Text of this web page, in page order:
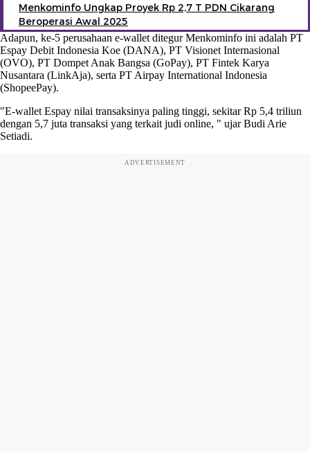
Menkominfo Ungkap Proyek Rp 2,7 T PDN Cikarang
Beroperasi Awal 2025
Adapun, ke-5 perusahaan e-wallet ditegur Menkominfo ini adalah PT
Espay Debit Indonesia Koe (DANA), PT Visionet Internasional
(OVO), PT Dompet Anak Bangsa (GoPay), PT Fintek Karya
Nusantara (LinkAja), serta PT Airpay International Indonesia
(ShopeePay).
"E-wallet Espay nilai transaksinya paling tinggi, sekitar Rp 5,4 triliun
dengan 5,7 juta transaksi yang terkait judi online, " ujar Budi Arie
Setiadi.
ADVERTISEMENT